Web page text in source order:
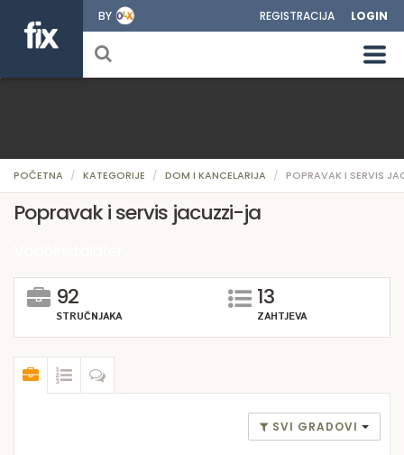
BY REGISTRACIJA LOGIN
POČETNA KATEGORIJE DOM I KANCELARIJA POPRAVAK I SERVIS
Popravak i servis jacuzzi-ja
92
STRUČNJAKA
13
ZAHTJEVA
SVI GRADOVI